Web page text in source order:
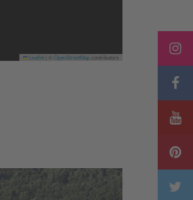
Leaflet OpenStreetMapcontributors